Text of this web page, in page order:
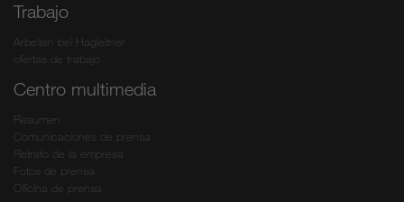
Trabajo
Arbeiten bei Hagleitner
ofertas de trabajo
Centro multimedia
Resumen
Comunicaciones de prensa
Retrato de la empresa
Fotos de prensa
Oficina de prensa